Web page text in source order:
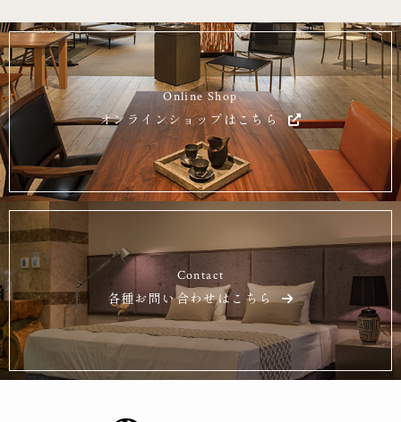
Online Shop
オンラインショップはこちら
Contact
各種お問い合わせはこちら